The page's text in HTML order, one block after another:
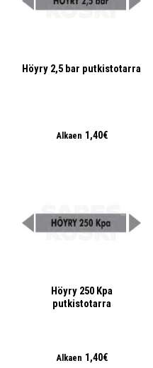
Höyry 2,5 bar putkistotarra
Alkaen 1,40€
Höyry 250 Kpa
putkistotarra
Alkaen 1,40€